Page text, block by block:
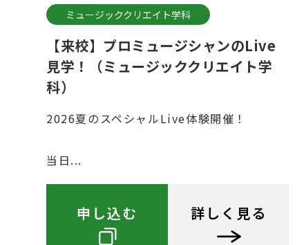
ミュージッククリエイト学科
【来校】プロミュージシャンのLive
見学！（ミュージッククリエイト学
科）
2026夏のスペシャルLive体験開催！
当日...
申し込む 詳しく見る